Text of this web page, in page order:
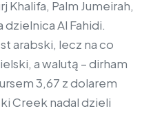
Khalifa, Palm Jumeirah,
dzielnica Al Fahidi.
arabski, lecz na co
a walutą – dirham
3,67 z dolarem
Creek nadal dzieli